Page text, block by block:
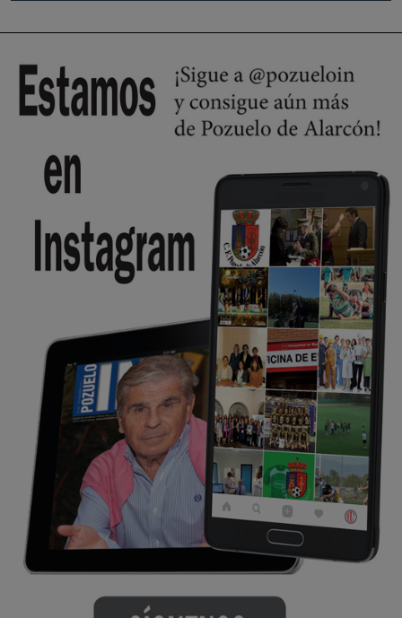
Wayne Rooney era el comisario de pozuelo?
Pozuelo de Alarcón
🔴 EXCLUSIVA | El comisario de la …